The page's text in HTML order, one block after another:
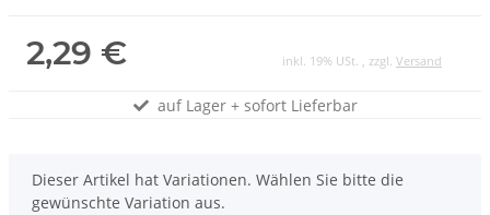
2,29 € inkl. 19% USt. , zzgl. Versand
auf Lager + sofort Lieferbar
x
Dieser Artikel hat Variationen. Wählen Sie bitte die
gewünschte Variation aus.